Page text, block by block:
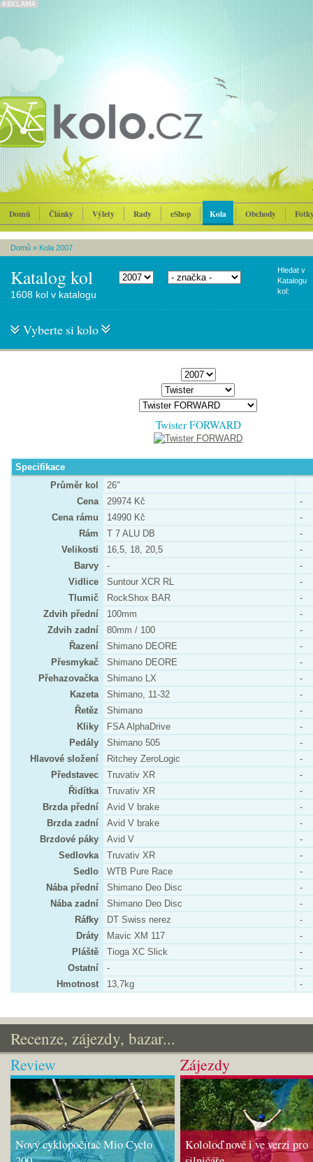
Domů Články Výlety Rady eShop Kola Obchody
Domů » Kola 2007
Katalog kol
Hledat v
Katalogu
kol:
1608 kol v katalogu
Vyberte si kolo
Twister FORWARD
Specifikace
Průměr kol
26"
Cena
29974 Kč
-
Cena rámu
14990 Kč
-
Rám
T 7 ALU DB
-
Velikosti
16,5, 18, 20,5
-
Barvy
-
-
Vidlice
Suntour XCR RL
-
Tlumič
RockShox BAR
-
Zdvih přední
100mm
-
Zdvih zadní
80mm / 100
-
Řazení
Shimano DEORE
-
Přesmykač
Shimano DEORE
-
Přehazovačka
Shimano LX
-
Kazeta
Shimano, 11-32
-
Řetěz
Shimano
-
Kliky
FSA AlphaDrive
-
Pedály
Shimano 505
-
Hlavové složení
Ritchey ZeroLogic
-
Představec
Truvativ XR
-
Řidítka
Truvativ XR
-
Brzda přední
Avid V brake
-
Brzda zadní
Avid V brake
-
Brzdové páky
Avid V
-
Sedlovka
Truvativ XR
-
Sedlo
WTB Pure Race
-
Nába přední
Shimano Deo Disc
-
Nába zadní
Shimano Deo Disc
-
Ráfky
DT Swiss nerez
-
Dráty
Mavic XM 117
-
Pláště
Tioga XC Slick
-
Ostatní
-
-
Hmotnost
13,7kg -
Recenze, zájezdy, bazar...
Review
Nový cyklopočítač Mio Cyclo
Zájezdy
Kololoď nově i ve verzi pro